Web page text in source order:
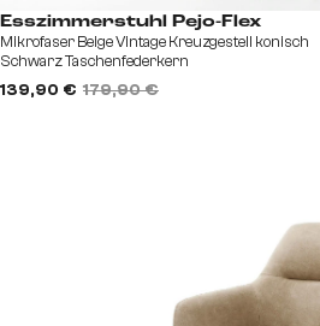
Esszimmerstuhl Pejo-Flex
Mikrofaser Beige Vintage Kreuzgestell konisch
Schwarz Taschenfederkern
139,90 € 179,90 €